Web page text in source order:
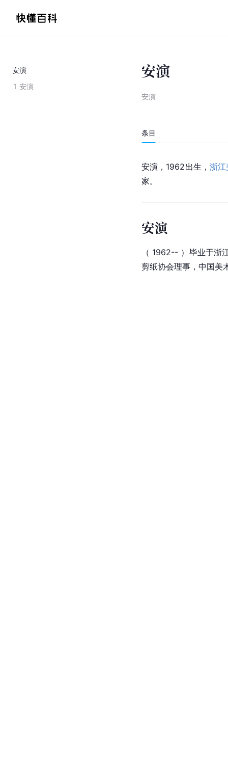
安演
1 安演
安演
安演
条目
安演，1962出生，浙
家。
安演
（ 1962-- ）毕业于浙
剪纸协会理事，中国美